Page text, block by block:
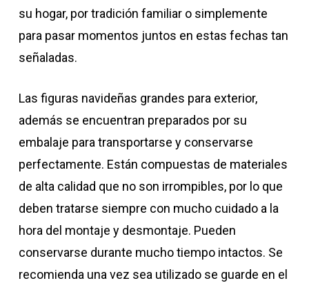
su hogar, por tradición familiar o simplemente
para pasar momentos juntos en estas fechas tan
señaladas.
Las figuras navideñas grandes para exterior,
además se encuentran preparados por su
embalaje para transportarse y conservarse
perfectamente. Están compuestas de materiales
de alta calidad que no son irrompibles, por lo que
deben tratarse siempre con mucho cuidado a la
hora del montaje y desmontaje. Pueden
conservarse durante mucho tiempo intactos. Se
recomienda una vez sea utilizado se guarde en el